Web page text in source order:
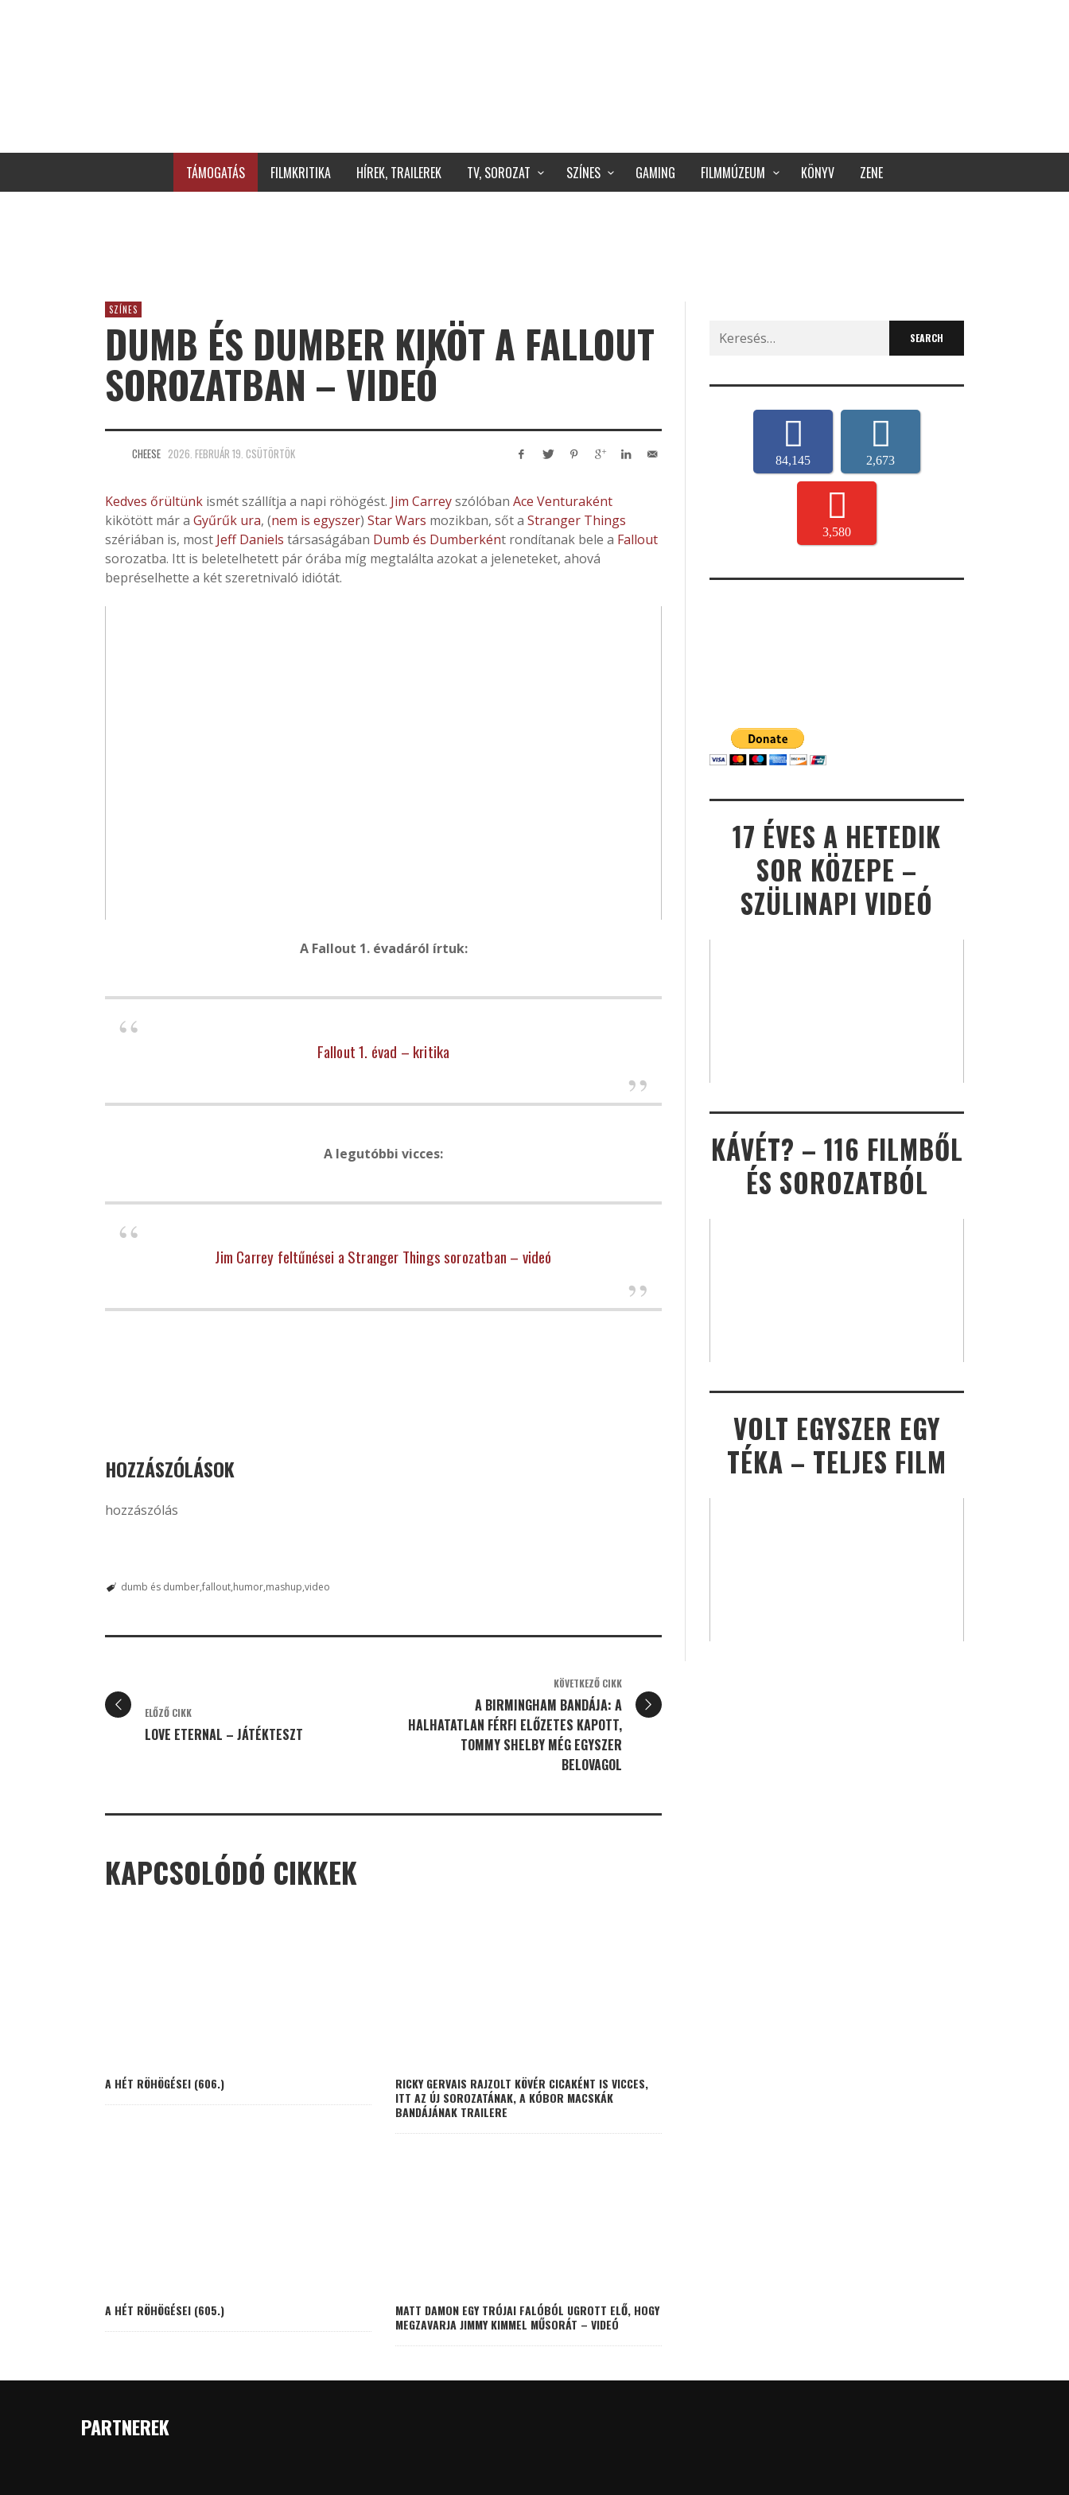
TÁMOGATÁS FILMKRITIKA HÍREK, TRAILEREK TV, SOROZAT SZÍNES GAMING FILMMÚZEUM KÖNYV ZENE
SZÍNES
DUMB ÉS DUMBER KIKÖT A FALLOUT
SOROZATBAN – VIDEÓ
CHEESE 2026. FEBRUÁR 19. CSÜTÖRTÖK
Kedves őrültünk ismét szállítja a napi röhögést. Jim Carreyszólóban Ace Venturaként
kikötött már a Gyűrűk ura, (nem is egyszer) Star Wars mozikban, sőt a Stranger Things
szériában is, most Jeff Daniels társaságában Dumb és Dumberként rondítanak bele a Fallout
sorozatba. Itt is beletelhetett pár órába míg megtalálta azokat a jeleneteket, ahová
bepréselhette a két szeretnivaló idiótát.
A Fallout 1. évadáról írtuk:
Fallout 1. évad – kritika
A legutóbbi vicces:
Jim Carrey feltűnései a Stranger Things sorozatban – videó
HOZZÁSZÓLÁSOK
hozzászólás
dumb és dumberfallout humor mashup video
ELŐZŐ CIKK
LOVE ETERNAL – JÁTÉKTESZT
KÖVETKEZŐ CIKK
A BIRMINGHAM BANDÁJA: A
HALHATATLAN FÉRFI ELŐZETES KAPOTT,
TOMMY SHELBY MÉG EGYSZER
BELOVAGOL
KAPCSOLÓDÓ CIKKEK
A HÉT RÖHÖGÉSEI (606.)
RICKY GERVAIS RAJZOLT KÖVÉR CICAKÉNT IS VICCES,
ITT AZ ÚJ SOROZATÁNAK, A KÓBOR MACSKÁK
BANDÁJÁNAK TRAILERE
A HÉT RÖHÖGÉSEI (605.)
MATT DAMON EGY TRÓJAI FALÓBÓL UGROTT ELŐ, HOGY
MEGZAVARJA JIMMY KIMMEL MŰSORÁT – VIDEÓ
Search
for:
84,145 2,673
3,580
17 ÉVES A HETEDIK
SOR KÖZEPE –
SZÜLINAPI VIDEÓ
KÁVÉT? – 116 FILMBŐL
ÉS SOROZATBÓL
VOLT EGYSZER EGY
TÉKA – TELJES FILM
PARTNEREK